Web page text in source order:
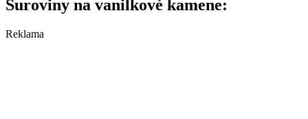
Suroviny na vanilkové kamene:
Reklama